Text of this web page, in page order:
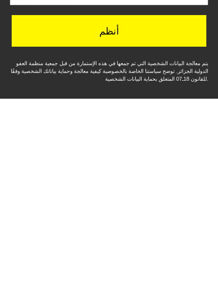
أنظم
يتم معالجة البيانات الشخصية التي تم جمعها في هذه الإستمارة من قبل جمعية منظمة العفو
الدولية الجزائر. توضح سياستنا الخاصة بالخصوصية كيفية معالجة وحماية بياناتك الشخصية وفقًا